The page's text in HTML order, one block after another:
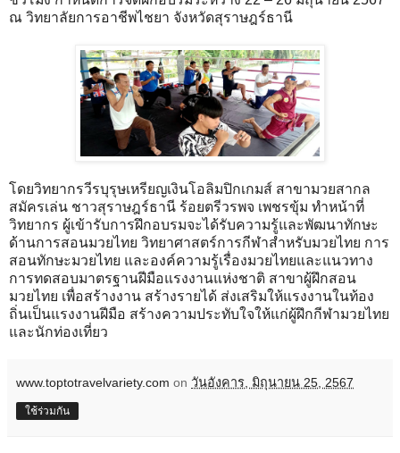
ณ วิทยาลัยการอาชีพไชยา จังหวัดสุราษฎร์ธานี
โดยวิทยากรวีรบุรุษเหรียญเงินโอลิมปิกเกมส์ สาขามวยสากล
สมัครเล่น ชาวสุราษฎร์ธานี ร้อยตรีวรพจ เพชรขุ้ม ทำหน้าที่
วิทยากร ผู้เข้ารับการฝึกอบรมจะได้รับความรู้และพัฒนาทักษะ
ด้านการสอนมวยไทย วิทยาศาสตร์การกีฬาสำหรับมวยไทย การ
สอนทักษะมวยไทย และองค์ความรู้เรื่องมวยไทยและแนวทาง
การทดสอบมาตรฐานฝีมือแรงงานแห่งชาติ สาขาผู้ฝึกสอน
มวยไทย เพื่อสร้างงาน สร้างรายได้ ส่งเสริมให้แรงงานในท้อง
ถิ่นเป็นแรงงานฝีมือ สร้างความประทับใจให้แก่ผู้ฝึกกีฬามวยไทย
และนักท่องเที่ยว
www.toptotravelvariety.com on วันอังคาร, มิถุนายน 25, 2567
ใช้ร่วมกัน